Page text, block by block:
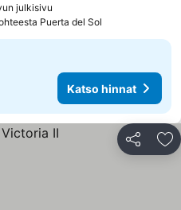
julkisivu
Puerta del Sol
Katso hinnat
Jaa